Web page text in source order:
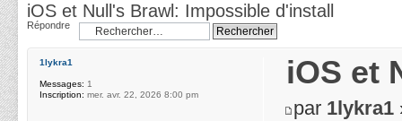
iOS et Null's Brawl: Impossible d'install
Répondre
iOS et
par 1lykra1
1lykra1
Messages: 1
Inscription: mer. avr. 22, 2026 8:00 pm